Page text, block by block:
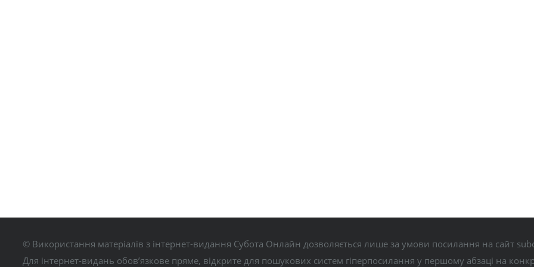
© Використання матеріалів з інтернет-видання Субота Онлайн дозволяється лише за умови посилання на сайт
Для інтернет-видань обов’язкове пряме, відкрите для пошукових систем гіперпосилання у першому абзаці на